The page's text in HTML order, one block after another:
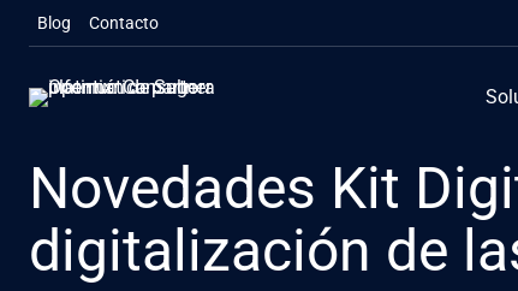
SaltarBlog Contacto
Novedades Kit
digitalización de